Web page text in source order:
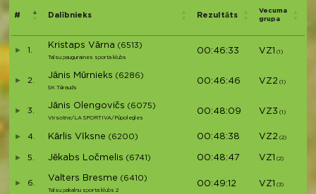
# Dalībnieks Rezultāts
Vecuma
grupa
1.
Kristaps Vārna (6513)
Talsu pauguraines sporta klubs
00:46:33 VZ1 (1)
2.
Jānis Mūrnieks (6286)
SK Tērauds
00:46:46 VZ2 (1)
3.
Jānis Olengovičs (6075)
Virsotne/LA SPORTIVA/Pūpolegles
00:48:09 VZ3 (1)
4. Kārlis Vīksne (6200) 00:48:38 VZ2 (2)
5. Jēkabs Ločmelis (6741) 00:48:47 VZ1 (2)
6.
Valters Bresme (6410)
Talsu pakalnu sporta klubs 2
00:49:12 VZ1 (3)